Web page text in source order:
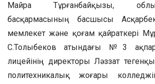
Майра Тұрғанбайқызы,
басқармасының басшысы
мемлекет және қоғам қайраткері
С.Толыбеков атындағы №3
лицейінің директоры Ләззат
политехникалық жоғары